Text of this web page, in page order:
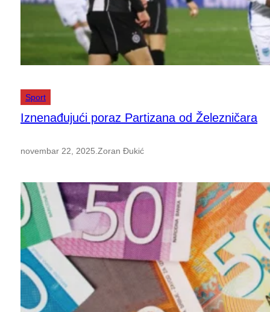
Sport
Iznenađujući poraz Partizana od Železničara
novembar 22, 2025 Zoran Đukić